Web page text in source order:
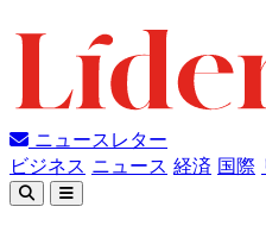
ニュースレター
ビジネス ニュース 経済 国際